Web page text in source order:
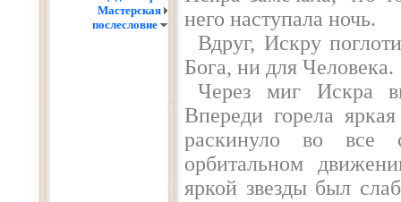
Мастерская
послесловие
него наступала ночь.
Вдруг, Искру
Бога, ни для Человека.
Через миг Искра
Впереди горела
раскинуло во все
орбитальном
яркой звезды был